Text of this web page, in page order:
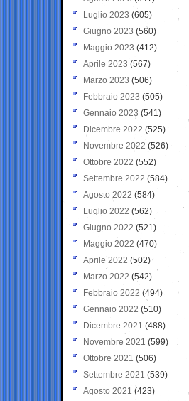
Luglio 2023 (605)
Giugno 2023 (560)
Maggio 2023 (412)
Aprile 2023 (567)
Marzo 2023 (506)
Febbraio 2023 (505)
Gennaio 2023 (541)
Dicembre 2022 (525)
Novembre 2022 (526)
Ottobre 2022 (552)
Settembre 2022 (584)
Agosto 2022 (584)
Luglio 2022 (562)
Giugno 2022 (521)
Maggio 2022 (470)
Aprile 2022 (502)
Marzo 2022 (542)
Febbraio 2022 (494)
Gennaio 2022 (510)
Dicembre 2021 (488)
Novembre 2021 (599)
Ottobre 2021 (506)
Settembre 2021 (539)
Agosto 2021 (423)